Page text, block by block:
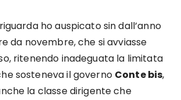
ho auspicato sin dall’anno
da novembre, che si avviasse
ritenendo inadeguata la limitata
sosteneva il governo Conte bis,
la classe dirigente che